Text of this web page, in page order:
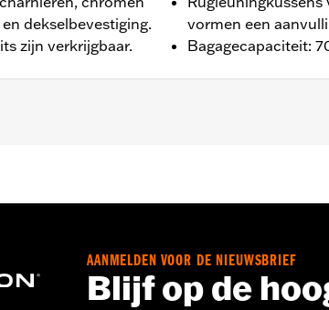
dekselbevestiging.
zijn verkrijgbaar.
vormen een
Bagagecapaciteit:
de Tour-Pak Lock kit P/N 90300030 is
kit P/N 54000337. ’26 Limited-
AANMELDEN VOOR DE NIEUWSBRIEF
Blijf op de